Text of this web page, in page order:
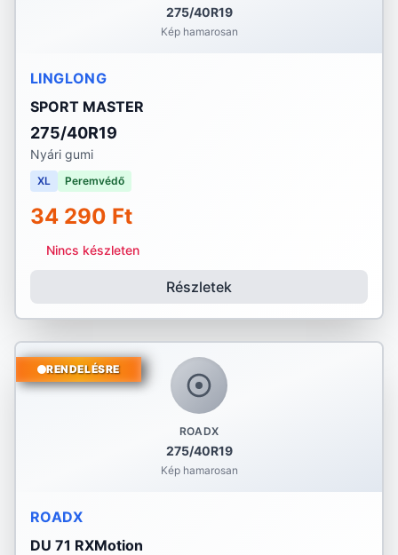
275/40R19
Kép hamarosan
LINGLONG
SPORT MASTER
275/40R19
Nyári gumi
XL Peremvédő
34 290 Ft
Nincs készleten
Részletek
ROADX
275/40R19
Kép hamarosan
RENDELÉSRE
ROADX
DU 71 RXMotion